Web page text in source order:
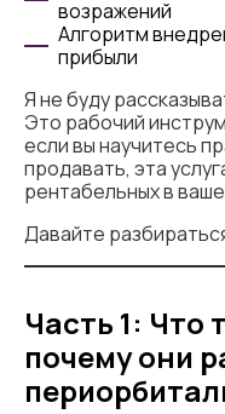
возражений
Алгоритм
прибыли
Я не буду
Это рабочий
если вы научитесь
продавать, эта
рентабельных в
Давайте
Часть 1: Что
почему они